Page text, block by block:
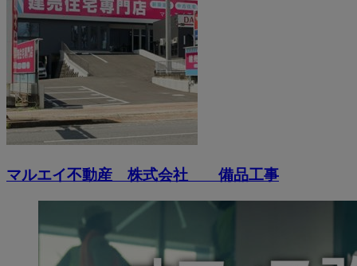
マルエイ不動産 株式会社 備品工事